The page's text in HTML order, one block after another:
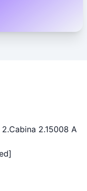
2.15008 A